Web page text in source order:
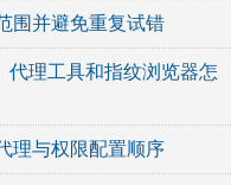
围并避免重复试错
代理工具和指纹浏览器怎
理与权限配置顺序